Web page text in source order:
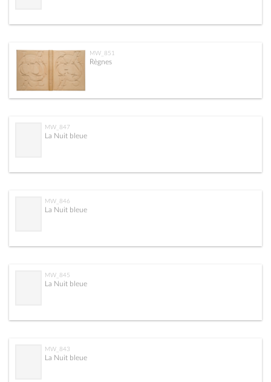
MW_851
Règnes
MW_847
La Nuit bleue
MW_846
La Nuit bleue
MW_845
La Nuit bleue
MW_843
La Nuit bleue